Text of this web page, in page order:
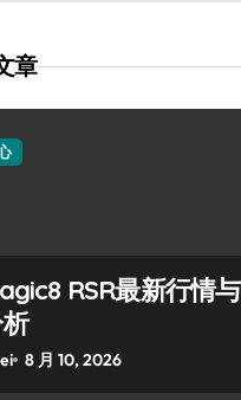
章
RSR最新行情
8 月 10, 2026